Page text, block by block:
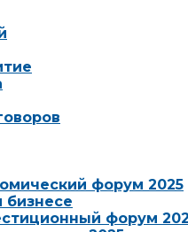
форум 2025
форум